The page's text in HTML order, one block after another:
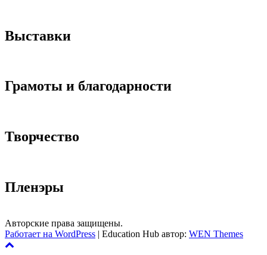
Выставки
Грамоты и благодарности
Творчество
Пленэры
Авторские права защищены.
Работает на WordPress | Education Hub автор: WEN Themes